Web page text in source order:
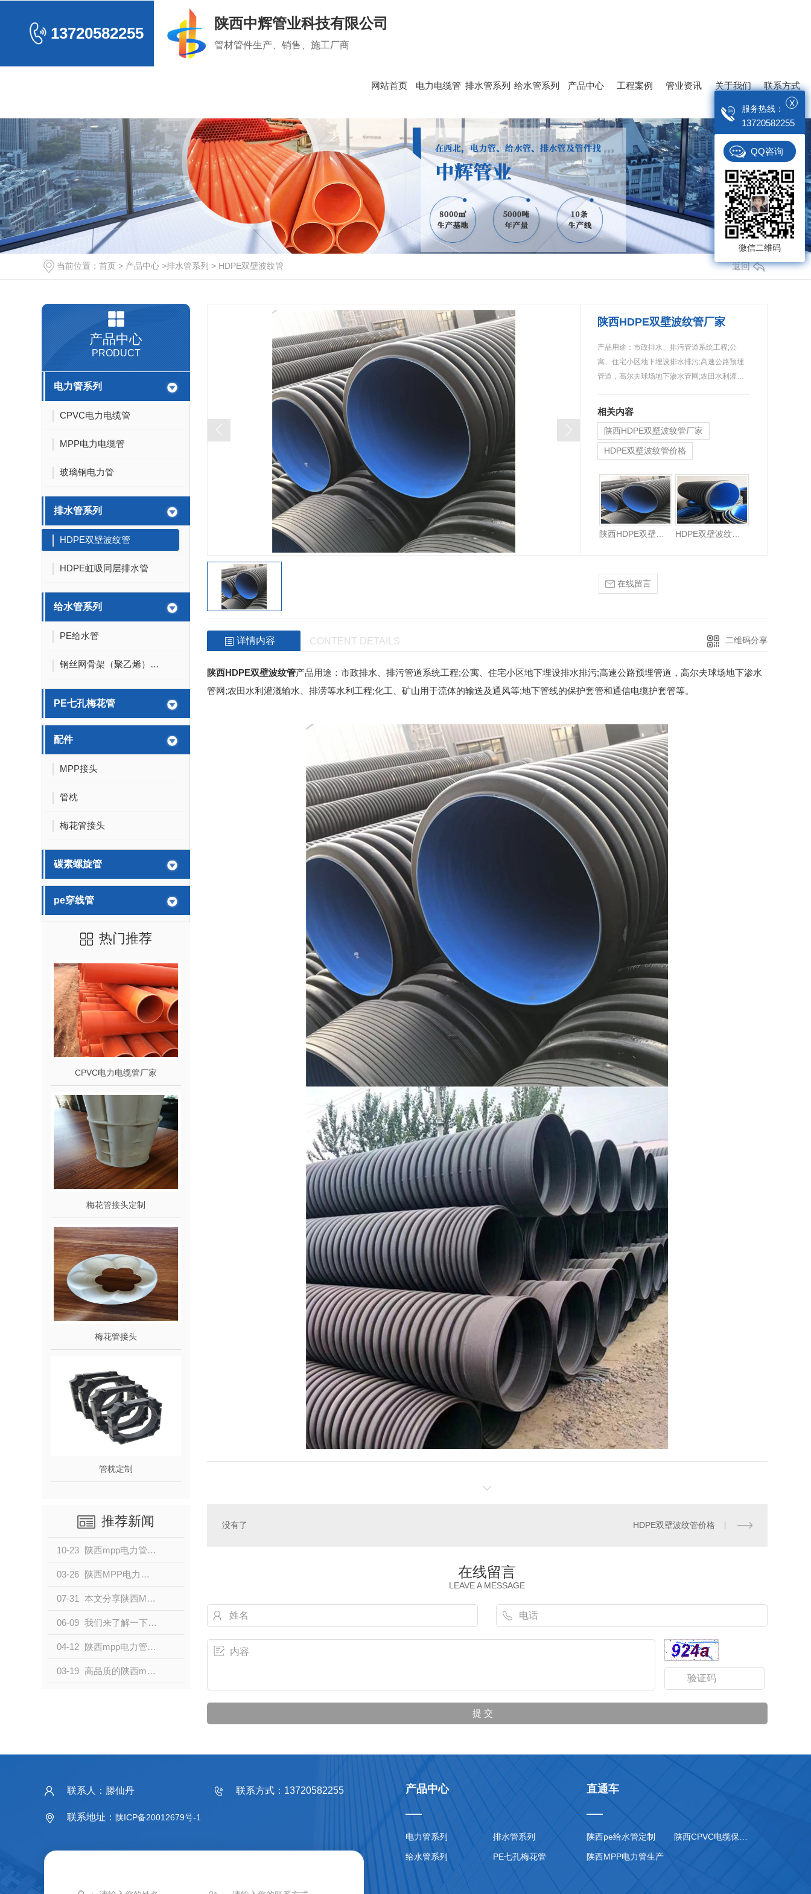
13720582255
陕西中辉管业科技有限公司
管材管件生产、销售、施工厂商
网站首页 电力电缆管 排水管系列 给水管系列 产品中心
电力管系列
CPVC电力电缆管
MPP电力电缆管
玻璃钢电力管
排水管系列
HDPE双壁波纹管
HDPE虹吸同层排水管
给水管系列
PE给水管
钢丝网骨架（聚乙烯）复合管
PE七孔梅花管
配件
MPP接头
碳素螺旋管 pe穿线管
工程案例 管业资讯
公司头条 行业资讯
常见问题 时事聚焦
其他
关于我们 联系方式
当前位置： 首页 > 产品中心 >排水管系列 > HDPE双壁波纹管 返回
产品中心
PRODUCT
电力管系列
CPVC电力电缆管
MPP电力电缆管
玻璃钢电力管
排水管系列
HDPE双壁波纹管
HDPE虹吸同层排水管
给水管系列
PE给水管
钢丝网骨架（聚乙烯）复合管
PE七孔梅花管
配件
MPP接头
管枕
梅花管接头
碳素螺旋管
pe穿线管
热门推荐
CPVC电力电缆管厂家
梅花管接头定制
梅花管接头
管枕定制
推荐新闻
10-23 陕西mpp电力管和pe穿线管的区别有哪些？
03-26 陕西MPP电力管性能及优点干货来了！
07-31 本文分享陕西MPP电力波纹管的优点有哪些？
06-09 我们来了解一下陕西mpp电力管的优点都有什么呢？一起来看看吧。
04-12 陕西mpp电力管的生产工艺有哪些？
03-19 高品质的陕西mpp电力管的特点都有哪些？
陕西HDPE双壁波纹管厂家
产品用途：市政排水、排污管道系统工程;公
寓、住宅小区地下埋设排水排污;高速公路预埋
管道，高尔夫球场地下渗水管网;农田水利灌
相关内容
陕西HDPE双壁波纹管厂家
HDPE双壁波纹管价格
陕西HDPE双壁波纹管厂家
在线留言
详情内容 CONTENT DETAILS 二维码分享
陕西HDPE双壁波纹管产品用途：市政排水、排污管道系统工程;公寓、住宅小区地下埋设排水排污;高速公路预埋管道，高尔夫球场地下渗水
管网;农田水利灌溉输水、排涝等水利工程;化工、矿山用于流体的输送及通风等;地下管线的保护套管和通信电缆护套管等。
没有了 HDPE双壁波纹管价格
在线留言
LEAVE A MESSAGE
联系人：滕仙丹 联系方式：13720582255
联系地址： 陕ICP备20012679号-1
产品中心
电力管系列 排水管系列
给水管系列 PE七孔梅花管
直通车
陕西pe给水管定制 陕西CPVC电缆保护管价格
陕西MPP电力管生产
X
服务热线：
13720582255
QQ咨询
微信二维码